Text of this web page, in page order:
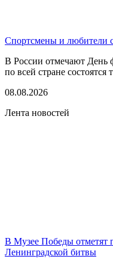
Спортсмены и любители
В России отмечают День
по всей стране
08.08.2026
Лента новостей
В Музее Победы отметят
Ленинградской битвы